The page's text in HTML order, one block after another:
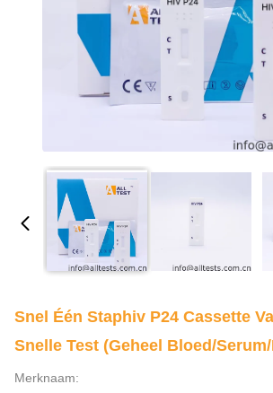
Snel Één Staphiv P24 Cassette
Snelle Test (Geheel Bloed/
Merknaam: